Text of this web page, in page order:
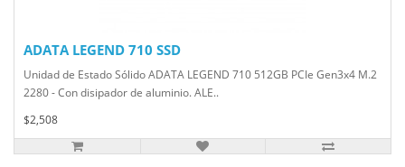
ADATA LEGEND 710 SSD
Unidad de Estado Sólido ADATA LEGEND 710 512GB PCIe Gen3x4 M.2
2280 - Con disipador de aluminio. ALE..
$2,508